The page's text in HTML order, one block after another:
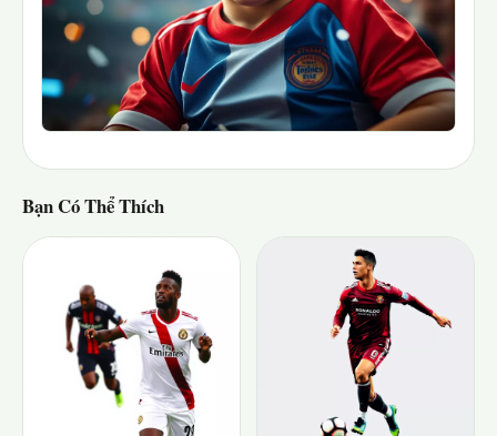
Bạn Có Thể Thích